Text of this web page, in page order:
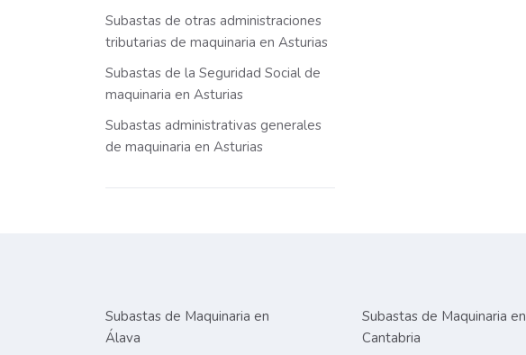
Subastas de otras administraciones
tributarias de maquinaria en Asturias
Subastas de la Seguridad Social de
maquinaria en Asturias
Subastas administrativas generales
de maquinaria en Asturias
Subastas de Maquinaria en
Álava
Subastas de Maquinaria en
Cantabria